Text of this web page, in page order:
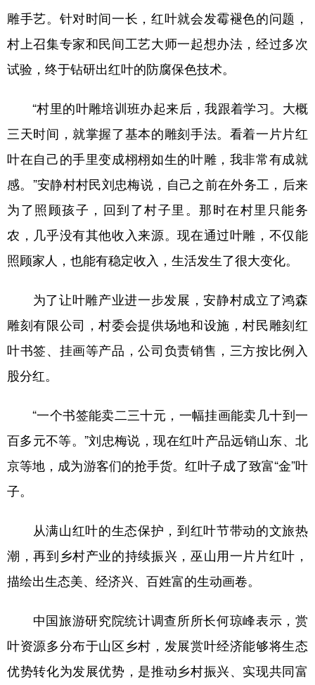
雕手艺。针对时间一长，红叶就会发霉褪色的问题，
村上召集专家和民间工艺大师一起想办法，经过多次
试验，终于钻研出红叶的防腐保色技术。
“村里的叶雕培训班办起来后，我跟着学习。大概
三天时间，就掌握了基本的雕刻手法。看着一片片红
叶在自己的手里变成栩栩如生的叶雕，我非常有成就
感。”安静村村民刘忠梅说，自己之前在外务工，后来
为了照顾孩子，回到了村子里。那时在村里只能务
农，几乎没有其他收入来源。现在通过叶雕，不仅能
照顾家人，也能有稳定收入，生活发生了很大变化。
为了让叶雕产业进一步发展，安静村成立了鸿森
雕刻有限公司，村委会提供场地和设施，村民雕刻红
叶书签、挂画等产品，公司负责销售，三方按比例入
股分红。
“一个书签能卖二三十元，一幅挂画能卖几十到一
百多元不等。”刘忠梅说，现在红叶产品远销山东、北
京等地，成为游客们的抢手货。红叶子成了致富“金”叶
子。
从满山红叶的生态保护，到红叶节带动的文旅热
潮，再到乡村产业的持续振兴，巫山用一片片红叶，
描绘出生态美、经济兴、百姓富的生动画卷。
中国旅游研究院统计调查所所长何琼峰表示，赏
叶资源多分布于山区乡村，发展赏叶经济能够将生态
优势转化为发展优势，是推动乡村振兴、实现共同富